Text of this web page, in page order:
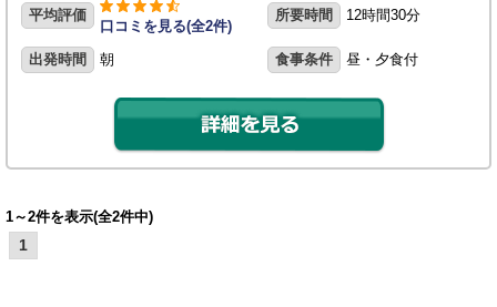
平均評価
口コミを見る(全2件)
所要時間 12時間30分
出発時間 朝 食事条件 昼・夕食付
1～2件を表示(全2件中)
1